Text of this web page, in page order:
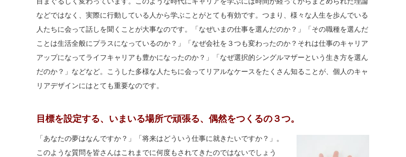
などではなく、実際に行動している人から学ぶことがとても有効です。つまり、様々な人生を歩んでいる
人たちに会って話しを聞くことが大事なのです。「なぜいまの仕事を選んだのか？」「その職種を選んだ
ことは生活全般にプラスになっているのか？」「なぜ会社を３つも変わったのか？それは仕事のキャリア
アップになってライフキャリアも豊かになったのか？」「なぜ選択的シングルマザーという生き方を選ん
だのか？」などなど。こうした多様な人たちに会ってリアルなケースをたくさん知ることが、個人のキャ
リアデザインにはとても重要なのです。
目標を設定する、いまいる場所で頑張る、偶然をつくるの３つ。
「あなたの夢はなんですか？」「将来はどういう仕事に就きたいですか？」。
このような質問を皆さんはこれまでに何度もされてきたのではないでしょう